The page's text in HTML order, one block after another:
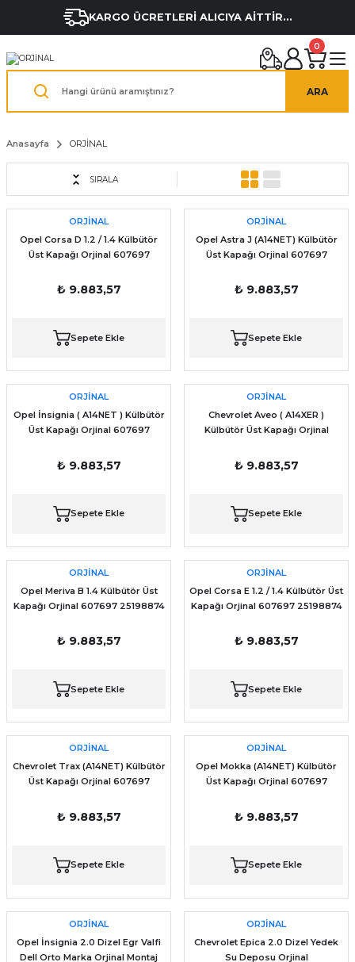
KARGO ÜCRETLERİ ALICIYA AİTTİR...
ARA
0
Anasayfa ORJİNAL
SIRALA
ORJİNAL
Opel Corsa D 1.2 / 1.4 Külbütör
Üst Kapağı Orjinal 607697
₺ 9.883,57
Sepete Ekle
ORJİNAL
Opel Astra J (A14NET) Külbütör
Üst Kapağı Orjinal 607697
₺ 9.883,57
Sepete Ekle
ORJİNAL
Opel İnsignia ( A14NET ) Külbütör
Üst Kapağı Orjinal 607697
₺ 9.883,57
Sepete Ekle
ORJİNAL
Chevrolet Aveo ( A14XER )
Külbütör Üst Kapağı Orjinal
25203036
₺ 9.883,57
Sepete Ekle
ORJİNAL
Opel Meriva B 1.4 Külbütör Üst
Kapağı Orjinal 607697 25198874
₺ 9.883,57
Sepete Ekle
ORJİNAL
Opel Corsa E 1.2 / 1.4 Külbütör Üst
Kapağı Orjinal 607697 25198874
₺ 9.883,57
Sepete Ekle
ORJİNAL
Chevrolet Trax (A14NET) Külbütör
Üst Kapağı Orjinal 607697
₺ 9.883,57
Sepete Ekle
ORJİNAL
Opel Mokka (A14NET) Külbütör
Üst Kapağı Orjinal 607697
₺ 9.883,57
Sepete Ekle
ORJİNAL
Opel İnsignia 2.0 Dizel Egr Valfi
Dell Orto Marka Orjinal Montaj
ORJİNAL
Chevrolet Epica 2.0 Dizel Yedek
Su Deposu Orjinal